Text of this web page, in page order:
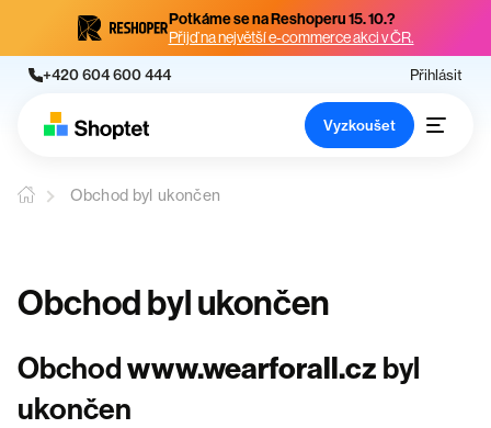
Potkáme se na Reshoperu 15. 10.?
Přijď na největší e-commerce akci v ČR.
+420 604 600 444 Přihlásit
Vyzkoušet
Obchod byl ukončen
Obchod byl ukončen
Obchodwww.wearforall.cz byl
ukončen